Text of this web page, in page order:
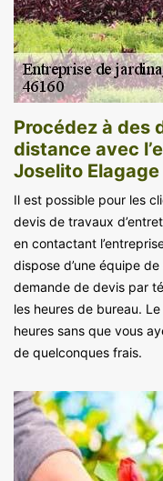
Procédez à des
distance avec
Joselito
Il est possible pour les
devis de travaux
en contactant
dispose d’une équipe
demande de devis par
les heures de bureau.
heures sans que vous
de quelconques frais.